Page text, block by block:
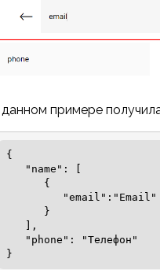
примере
{
}